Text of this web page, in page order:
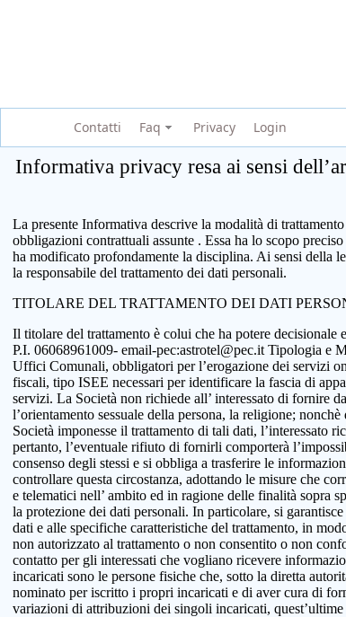
Contatti Faq Privacy Login
Informativa privacy resa ai sensi
La presente Informativa descrive la modalità di
obbligazioni contrattuali assunte . Essa ha lo scopo
ha modificato profondamente la disciplina. Ai sensi della
la responsabile del trattamento dei dati personali.
TITOLARE DEL TRATTAMENTO DEI DATI
Il titolare del trattamento è colui che ha potere
P.I. 06068961009- email-pec:astrotel@pec.it Tipologia e
Uffici Comunali, obbligatori per l’erogazione dei servizi
fiscali, tipo ISEE necessari per identificare la fascia di
servizi. La Società non richiede all’ interessato di fornire
l’orientamento sessuale della persona, la religione;
Società imponesse il trattamento di tali dati, l’interessato
pertanto, l’eventuale rifiuto di fornirli comporterà
consenso degli stessi e si obbliga a trasferire le
controllare questa circostanza, adottando le misure che
e telematici nell’ ambito ed in ragione delle finalità sopra
la protezione dei dati personali. In particolare, si
dati e alle specifiche caratteristiche del trattamento, in
non autorizzato al trattamento o non consentito o non
contatto per gli interessati che vogliano ricevere
incaricati sono le persone fisiche che, sotto la diretta
nominato per iscritto i propri incaricati e di aver cura di
variazioni di attribuzioni dei singoli incaricati,